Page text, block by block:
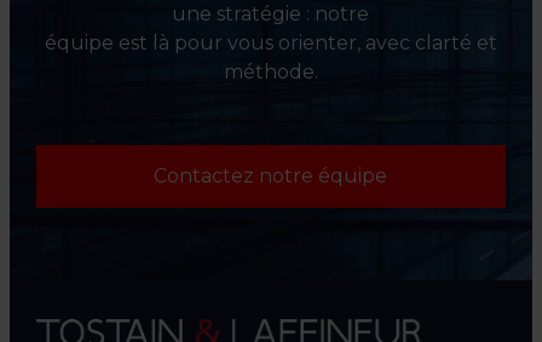
une stratégie : notre
équipe est là pour vous orienter, avec clarté et
méthode.
Contactez notre équipe